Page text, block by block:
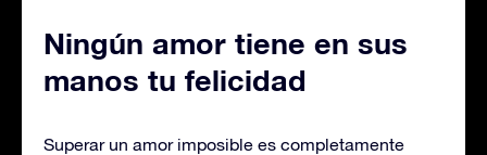
Ningún amor tiene en sus
manos tu felicidad
Superar un amor imposible es completamente